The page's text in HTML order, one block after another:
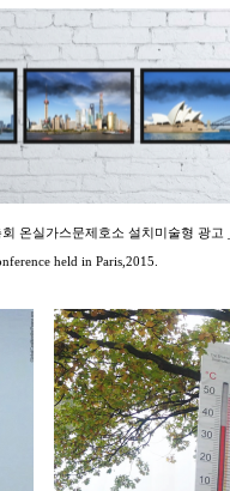
온실가스문제호소 설치미술형 광고
held in Paris,2015.